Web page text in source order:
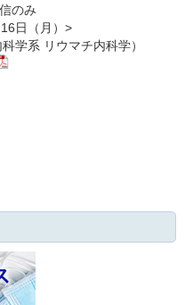
のみ
日（月）>
学系 リウマチ内科学）